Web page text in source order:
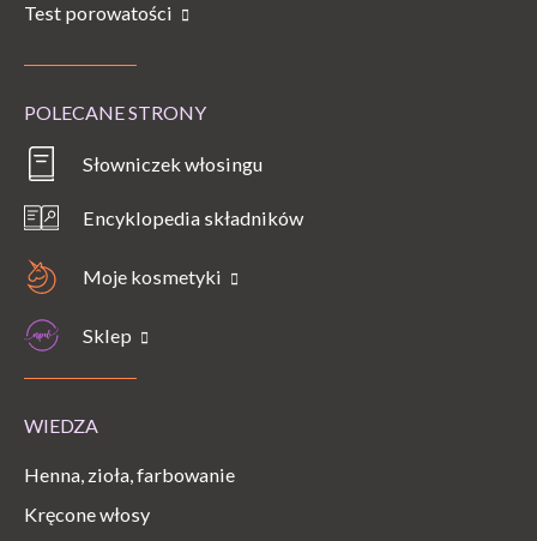
Test porowatości
POLECANE STRONY
Słowniczek włosingu
Encyklopedia składników
Moje kosmetyki
Sklep
WIEDZA
Henna, zioła, farbowanie
Kręcone włosy